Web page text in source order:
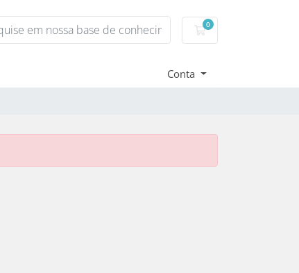
0
Carrinho de
Conta